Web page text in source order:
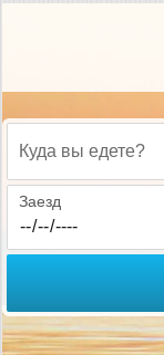
Куда вы едете?
Заезд